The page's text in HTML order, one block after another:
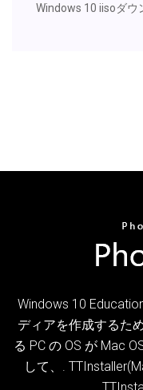
Windows 10 iisoダウ
Windows 10
ディアを作成するた
る PC の OS が Mac
して、.